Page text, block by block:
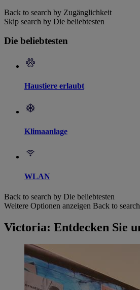
Back to search by Zugänglichkeit
Skip search by Die beliebtesten
Die beliebtesten
Haustiere erlaubt
Klimaanlage
WLAN
Back to search by Die beliebtesten
Weitere Optionen anzeigen Back to
Victoria: Entdecken Sie